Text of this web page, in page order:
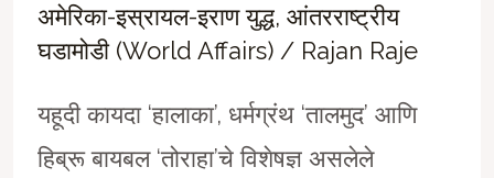
अमेरिका-इस्रायल-इराण युद्ध, आंतरराष्ट्रीय
घडामोडी (World Affairs)/ Rajan Raje
यहूदी कायदा ‘हालाका’, धर्मग्रंथ ‘तालमुद’ आणि
हिब्रू बायबल ‘तोराहा’चे विशेषज्ञ असलेले